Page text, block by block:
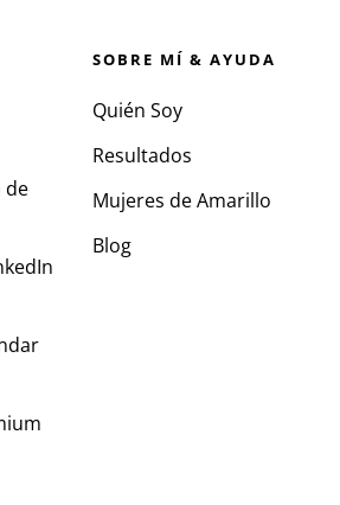
de
SOBRE MÍ & AYUDA
Quién Soy
Resultados
Mujeres de Amarillo
Blog